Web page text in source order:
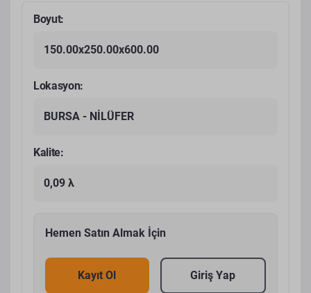
Boyut:
150.00x250.00x600.00
Lokasyon:
BURSA - NİLÜFER
Kalite:
0,09 λ
Hemen Satın Almak İçin
Kayıt Ol Giriş Yap